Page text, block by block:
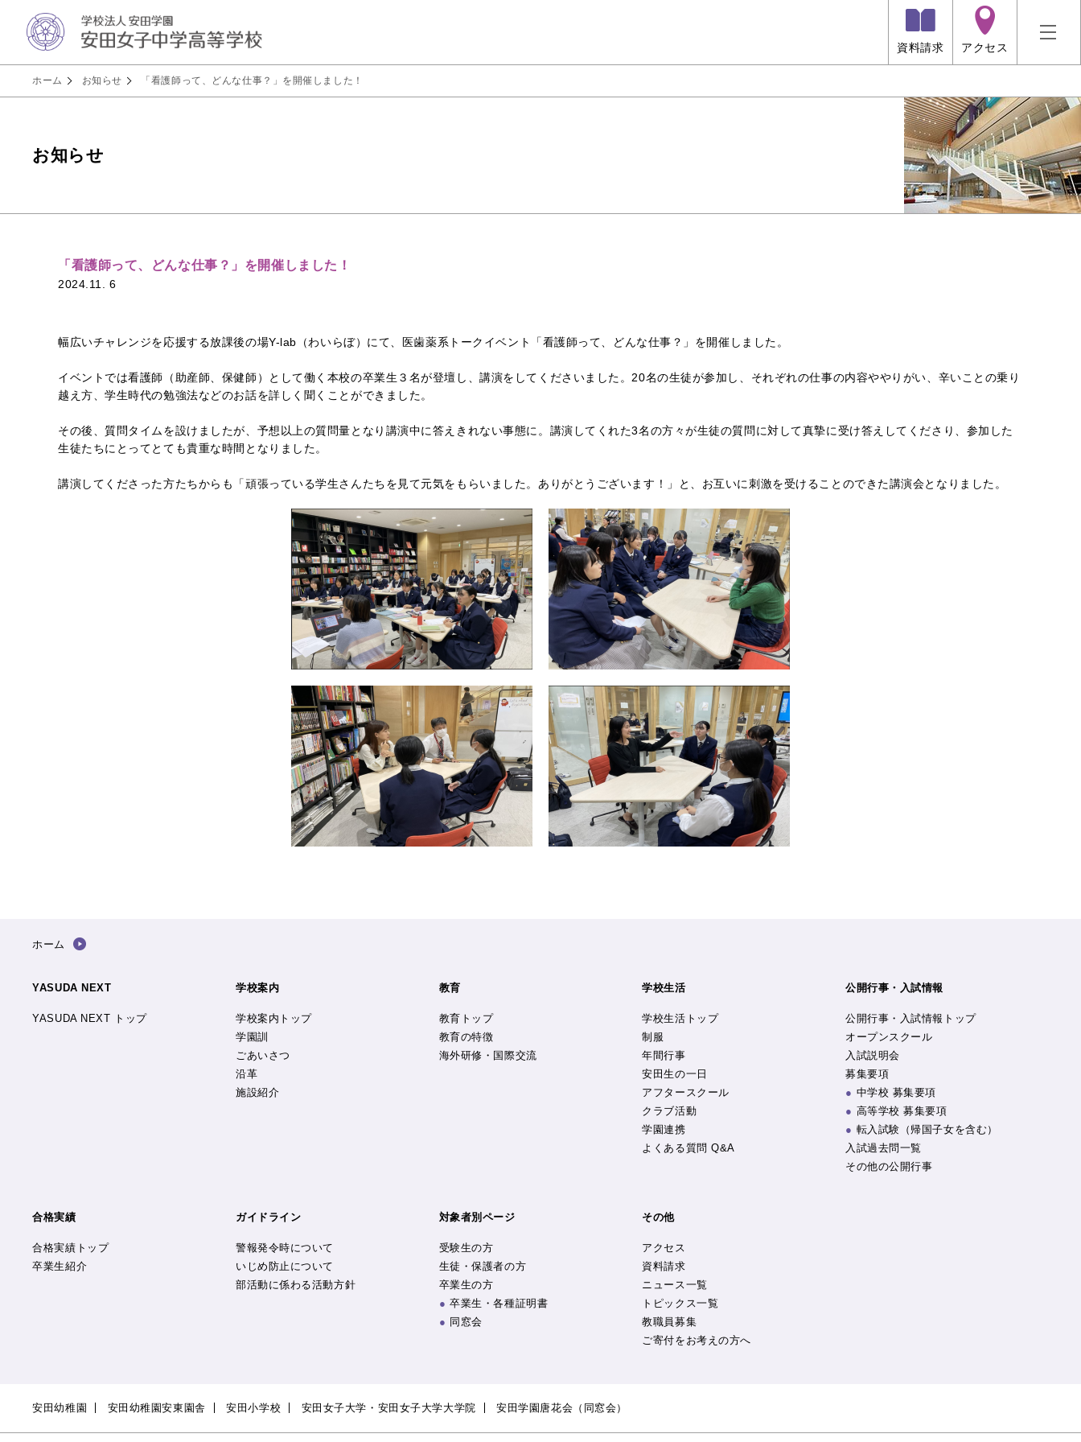
資料請求 アクセス
ホーム お知らせ 「看護師って、どんな仕事？」を開催しました！
お知らせ
「看護師って、どんな仕事？」を開催しました！
2024.11. 6
幅広いチャレンジを応援する放課後の場Y-lab（わいらぼ）にて、医歯薬系トークイベント「看護師って、どんな仕事？」を開催しました。
イベントでは看護師（助産師、保健師）として働く本校の卒業生３名が登壇し、講演をしてくださいました。20名の生徒が参加し、それぞれの仕事の内容ややりがい、辛いことの乗り
越え方、学生時代の勉強法などのお話を詳しく聞くことができました。
その後、質問タイムを設けましたが、予想以上の質問量となり講演中に答えきれない事態に。講演してくれた3名の方々が生徒の質問に対して真摯に受け答えしてくださり、参加した
生徒たちにとってとても貴重な時間となりました。
講演してくださった方たちからも「頑張っている学生さんたちを見て元気をもらいました。ありがとうございます！」と、お互いに刺激を受けることのできた講演会となりました。
ホーム
YASUDA NEXT
YASUDA NEXT トップ
学校案内
学校案内トップ
学園訓
ごあいさつ
沿革
施設紹介
教育
教育トップ
教育の特徴
海外研修・国際交流
学校生活
学校生活トップ
制服
年間行事
安田生の一日
アフタースクール
クラブ活動
学園連携
よくある質問 Q&A
公開行事・入試情報
公開行事・入試情報トップ
オープンスクール
入試説明会
募集要項
中学校 募集要項
高等学校 募集要項
転入試験（帰国子女を含む）
入試過去問一覧
その他の公開行事
合格実績
合格実績トップ
卒業生紹介
ガイドライン
警報発令時について
いじめ防止について
部活動に係わる活動方針
対象者別ページ
受験生の方
生徒・保護者の方
卒業生の方
卒業生・各種証明書
同窓会
その他
アクセス
資料請求
ニュース一覧
トピックス一覧
教職員募集
ご寄付をお考えの方へ
安田幼稚園 安田幼稚園安東園舎 安田小学校 安田女子大学・安田女子大学大学院 安田学園唐花会（同窓会）